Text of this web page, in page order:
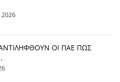
2026
ΟΙ ΠΑΕ ΠΩΣ